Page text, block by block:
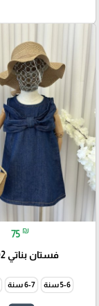
75 ₪
فستان بناتي 4402
5-6 سنة 6-7 سنة